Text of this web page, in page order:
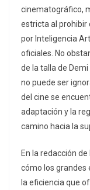
cinematográfico,
estricta al prohibir
por Inteligencia
oficiales. No
de la talla de
no puede ser
del cine se
adaptación y la
camino hacia la
En la redacción
cómo los grandes
la eficiencia que